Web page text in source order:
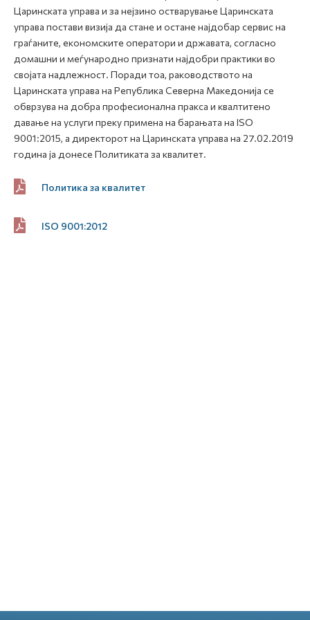
Царинската управа и за нејзино остварување Царинската
управа постави визија да стане и остане најдобар сервис на
граѓаните, економските оператори и државата, согласно
домашни и меѓународно признати најдобри практики во
својата надлежност. Поради тоа, раководството на
Царинската управа на Република Северна Македонија се
обврзува на добра професионална пракса и квалтитено
давање на услуги преку примена на барањата на ISO
9001:2015, а директорот на Царинската управа на 27.02.2019
година ја донесе Политиката за квалитет.
Политика за квалитет
ISO 9001:2012